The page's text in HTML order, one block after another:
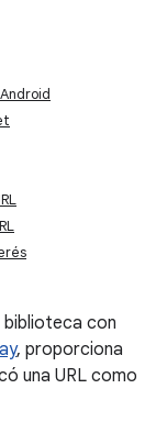
biblioteca con
, proporciona
una URL como